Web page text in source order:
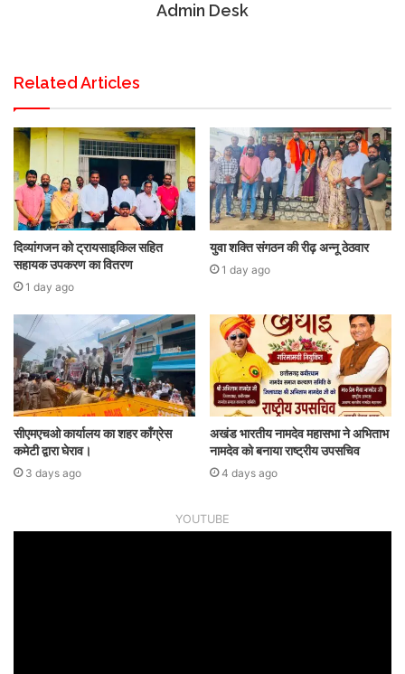
Admin Desk
Related Articles
दिव्यांगजन को ट्रायसाइकिल सहित
सहायक उपकरण का वितरण
1 day ago
युवा शक्ति संगठन की रीढ़ अन्नू ठेठवार
1 day ago
सीएमएचओ कार्यालय का शहर कॉंग्रेस
कमेटी द्वारा घेराव।
3 days ago
अखंड भारतीय नामदेव महासभा ने अभिताभ
नामदेव को बनाया राष्ट्रीय उपसचिव
4 days ago
YOUTUBE